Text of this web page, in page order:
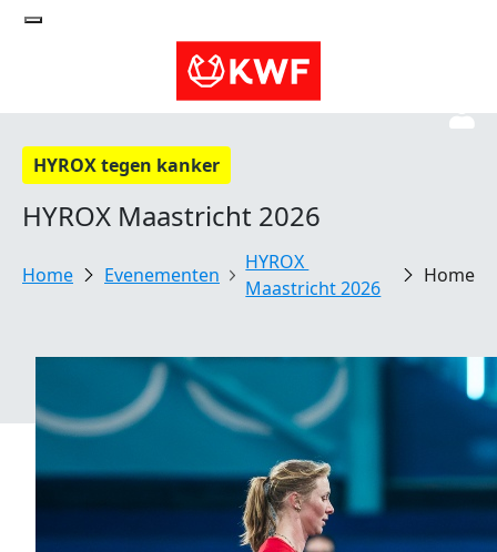
HYROX tegen kanker
HYROX Maastricht 2026
Evenementen
HYROX
Maastricht 2026
Home